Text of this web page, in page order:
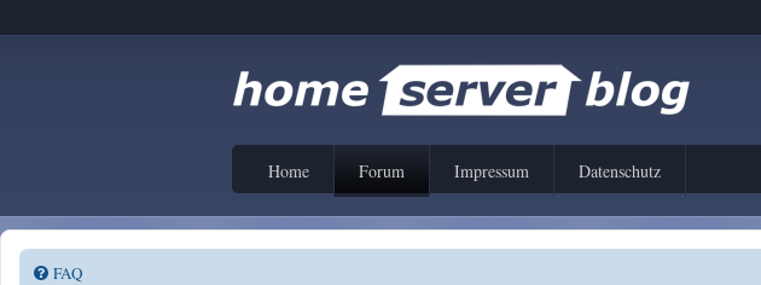
Home Forum Impressum Datenschutz
FAQ